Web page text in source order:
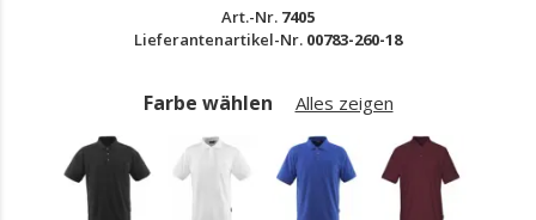
Art.-Nr. 7405
Lieferantenartikel-Nr. 00783-260-18
Farbe wählen Alles zeigen